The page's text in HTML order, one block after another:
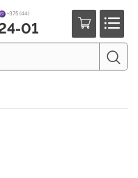
+375 (44)
01